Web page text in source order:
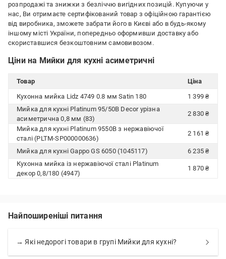
розпродажі та знижки з безліччю вигідних позицій. Купуючи у
нас, Ви отримаєте сертифікований товар з офіційною гарантією
від виробника, зможете забрати його в Києві або в будь-якому
іншому місті України, попередньо оформивши доставку або
скориставшися безкоштовним самовивозом.
Ціни на Мийки для кухні асиметричні
Товар
Ціна
Кухонна мийка Lidz 4749 0.8 мм Satin 180
1 399 ₴
Мийка для кухні Platinum 95/50В Decor урізна
асиметрична 0,8 мм (83)
2 830 ₴
Мийка для кухні Platinum 9550В з нержавіючої
сталі (PLTM-SP000000636)
2 161 ₴
Мийка для кухні Gappo GS 6050 (1045117)
6 235 ₴
Кухонна мийка із нержавіючої сталі Platinum
декор 0,8/180 (4947)
1 870 ₴
Найпоширеніші питання
→ Які недорогі товари в групі Мийки для кухні?